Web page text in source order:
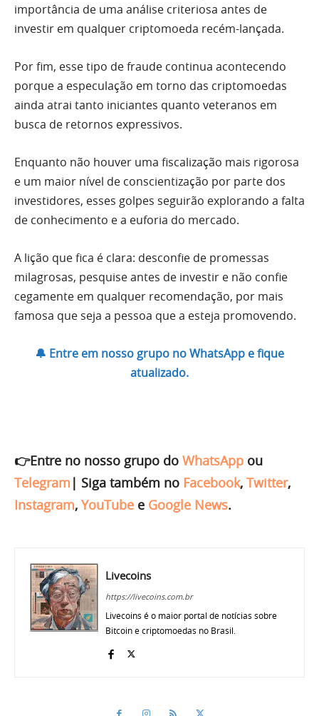
importância de uma análise criteriosa antes de
investir em qualquer criptomoeda recém-lançada.
Por fim, esse tipo de fraude continua acontecendo
porque a especulação em torno das criptomoedas
ainda atrai tanto iniciantes quanto veteranos em
busca de retornos expressivos.
Enquanto não houver uma fiscalização mais rigorosa
e um maior nível de conscientização por parte dos
investidores, esses golpes seguirão explorando a falta
de conhecimento e a euforia do mercado.
A lição que fica é clara: desconfie de promessas
milagrosas, pesquise antes de investir e não confie
cegamente em qualquer recomendação, por mais
famosa que seja a pessoa que a esteja promovendo.
🔔 Entre em nosso grupo no WhatsApp e fique
atualizado.
👉Entre no nosso grupo do WhatsApp ou
Telegram | Siga também no Facebook, Twitter,
Instagram, YouTube e Google News.
Livecoins
https://livecoins.com.br
Livecoins é o maior portal de notícias sobre
Bitcoin e criptomoedas no Brasil.